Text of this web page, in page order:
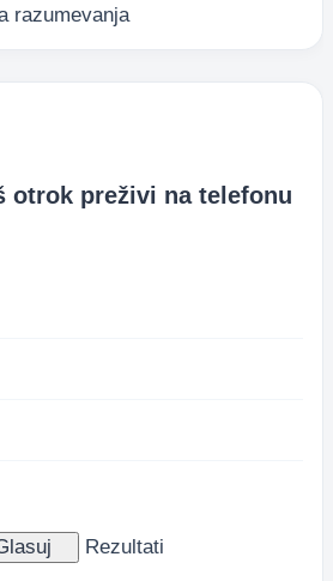
razumevanja
otrok preživi na telefonu
Rezultati